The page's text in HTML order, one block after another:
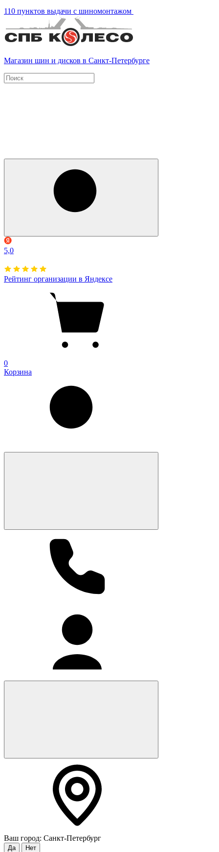
110 пунктов выдачи с шиномонтажом
Магазин шин и дисков в Санкт-Петербурге
5,0
Рейтинг организации в Яндексе
0
Корзина
Ваш город: Санкт-Петербург
Да Нет